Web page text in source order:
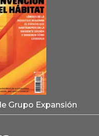
Grupo Expansión